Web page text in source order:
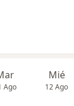
Ago
Mié
12 Ago